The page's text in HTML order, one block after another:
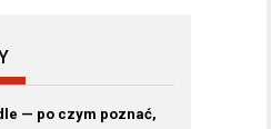
— po czym poznać,